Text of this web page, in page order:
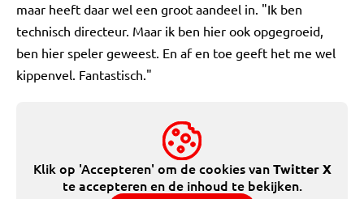
maar heeft daar wel een groot aandeel in. "Ik ben
technisch directeur. Maar ik ben hier ook opgegroeid,
ben hier speler geweest. En af en toe geeft het me wel
kippenvel. Fantastisch."
Klik op 'Accepteren' om de cookies vanTwitter X
te accepteren en de inhoud te bekijken.